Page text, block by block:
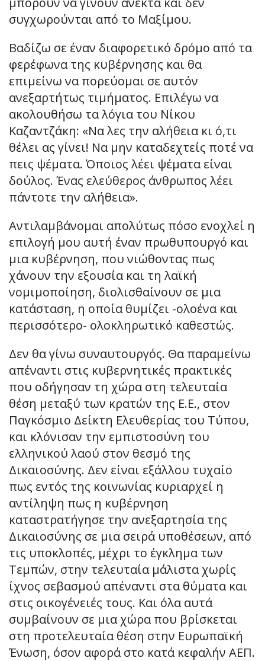
συγχωρούνται από το Μαξίμου.
Βαδίζω σε έναν διαφορετικό δρόμο από τα
φερέφωνα της κυβέρνησης και θα
επιμείνω να πορεύομαι σε αυτόν
ανεξαρτήτως τιμήματος. Επιλέγω να
ακολουθήσω τα λόγια του Νίκου
Καζαντζάκη: «Να λες την αλήθεια κι ό,τι
θέλει ας γίνει! Να μην καταδεχτείς ποτέ να
πεις ψέματα. Όποιος λέει ψέματα είναι
δούλος. Ένας ελεύθερος άνθρωπος λέει
πάντοτε την αλήθεια».
Αντιλαμβάνομαι απολύτως πόσο ενοχλεί η
επιλογή μου αυτή έναν πρωθυπουργό και
μια κυβέρνηση, που νιώθοντας πως
χάνουν την εξουσία και τη λαϊκή
νομιμοποίηση, διολισθαίνουν σε μια
κατάσταση, η οποία θυμίζει -ολοένα και
περισσότερο- ολοκληρωτικό καθεστώς.
Δεν θα γίνω συναυτουργός. Θα παραμείνω
απέναντι στις κυβερνητικές πρακτικές
που οδήγησαν τη χώρα στη τελευταία
θέση μεταξύ των κρατών της Ε.Ε., στον
Παγκόσμιο Δείκτη Ελευθερίας του Τύπου,
και κλόνισαν την εμπιστοσύνη του
ελληνικού λαού στον θεσμό της
Δικαιοσύνης. Δεν είναι εξάλλου τυχαίο
πως εντός της κοινωνίας κυριαρχεί η
αντίληψη πως η κυβέρνηση
καταστρατήγησε την ανεξαρτησία της
Δικαιοσύνης σε μια σειρά υποθέσεων, από
τις υποκλοπές, μέχρι το έγκλημα των
Τεμπών, στην τελευταία μάλιστα χωρίς
ίχνος σεβασμού απέναντι στα θύματα και
στις οικογένειές τους. Και όλα αυτά
συμβαίνουν σε μια χώρα που βρίσκεται
στη προτελευταία θέση στην Ευρωπαϊκή
Ένωση, όσον αφορά στο κατά κεφαλήν ΑΕΠ.